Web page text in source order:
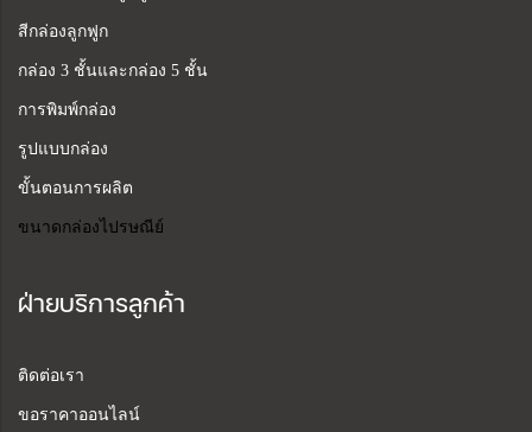
สีกล่องลูกฟูก
กล่อง 3 ชั้นและกล่อง 5 ชั้น
การพิมพ์กล่อง
รูปแบบกล่อง
ขั้นตอนการผลิต
ขนาดกล่องไปรษณีย์
ฝ่ายบริการลูกค้า
ติดต่อเรา
ขอราคาออนไลน์